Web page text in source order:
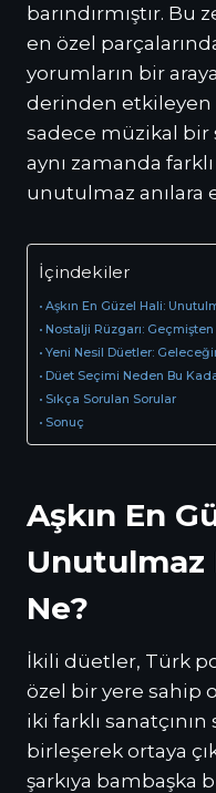
barındırmıştır.
en özel
yorumların bir
derinden
sadece müzikal bir
aynı zamanda
unutulmaz anılara
İçindekiler
Aşkın En Güzel Hali:
Nostalji Rüzgarı:
Yeni Nesil Düetler:
Düet Seçimi Neden Bu
Sıkça Sorulan Sorular
Sonuç
Aşkın En
Unutulmaz
Ne?
İkili düetler, Türk
özel bir yere sahip
iki farklı
birleşerek ortaya
şarkıya bambaşka